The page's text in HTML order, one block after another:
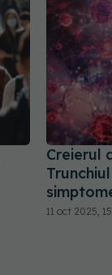
Creierul
11 oct 2025,